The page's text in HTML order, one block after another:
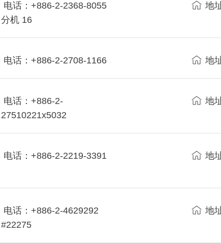
电话：+886-2-2368-8055
分机 16
地
电话：+886-2-2708-1166 地
电话：+886-2-
27510221x5032
地
电话：+886-2-2219-3391 地
电话：+886-2-4629292
#22275
地